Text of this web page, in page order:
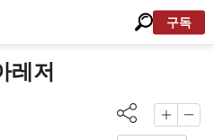
구독
레저